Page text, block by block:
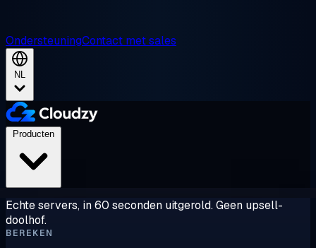
OndersteuningContact met sales
NL
Echte servers, in 60 seconden uitgerold. Geen upsell-
doolhof.
BEREKEN